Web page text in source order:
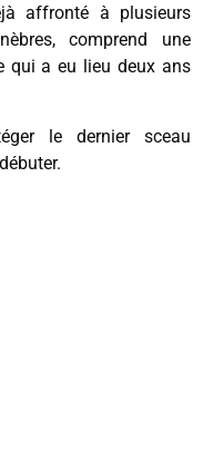
affronté à plusieurs
comprend une
qui a eu lieu deux ans
le dernier sceau